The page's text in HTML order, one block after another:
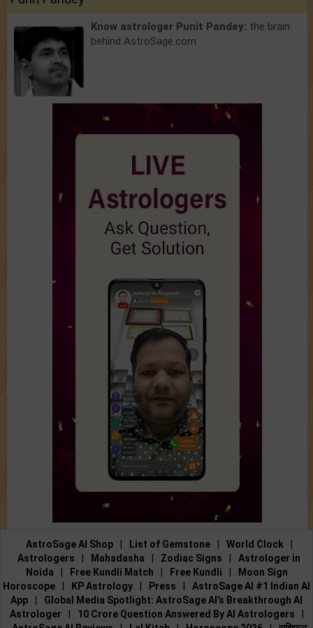
Know astrologer Punit Pandey: the brain
behind AstroSage.com
AstroSage AI Shop List of Gemstone World Clock
Astrologers
Mahadasha Zodiac Signs
Astrologer in
Noida
Free Kundli Match Free Kundli
Moon Sign
Horoscope
KP Astrology Press
AstroSage AI #1 Indian AI
App
Global Media Spotlight: AstroSage AI’s Breakthrough AI
Astrologer
10 Crore Question Answered By AI Astrologers